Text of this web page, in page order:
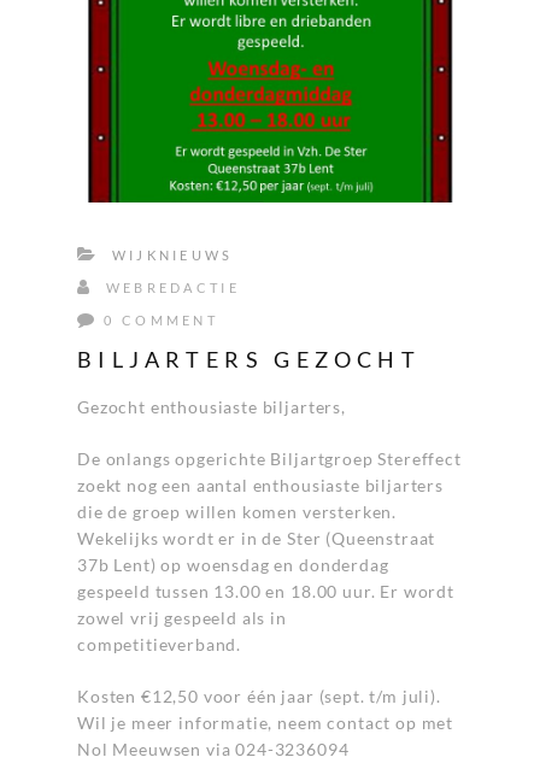
WIJKNIEUWS
WEBREDACTIE
0 COMMENT
BILJARTERS GEZOCHT
Gezocht enthousiaste biljarters,
De onlangs opgerichte Biljartgroep Stereffect
zoekt nog een aantal enthousiaste biljarters
die de groep willen komen versterken.
Wekelijks wordt er in de Ster (Queenstraat
37b Lent) op woensdag en donderdag
gespeeld tussen 13.00 en 18.00 uur. Er wordt
zowel vrij gespeeld als in
competitieverband.
Kosten €12,50 voor één jaar (sept. t/m juli).
Wil je meer informatie, neem contact op met
Nol Meeuwsen via 024-3236094